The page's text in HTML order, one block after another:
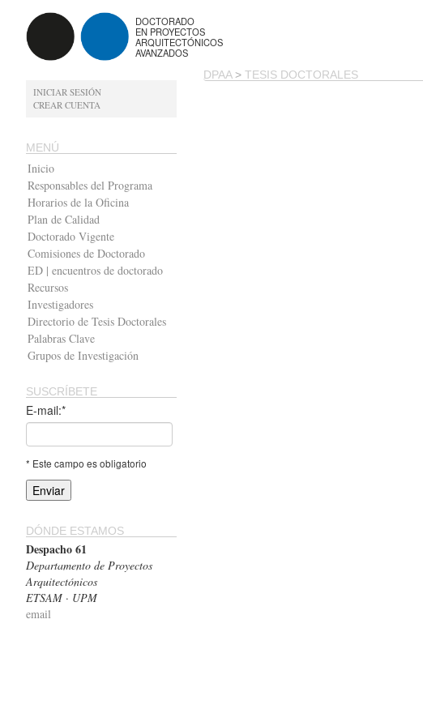
DOCTORADO
EN PROYECTOS
ARQUITECTÓNICOS
AVANZADOS
INICIAR SESIÓN
CREAR CUENTA
MENÚ
Inicio
Responsables del Programa
Horarios de la Oficina
Plan de Calidad
Doctorado Vigente
Comisiones de Doctorado
ED | encuentros de doctorado
Recursos
Investigadores
Directorio de Tesis Doctorales
Palabras Clave
Grupos de Investigación
SUSCRÍBETE
E-mail:*
* Este campo es obligatorio
DÓNDE ESTAMOS
Despacho 61
Departamento de Proyectos
Arquitectónicos
ETSAM · UPM
email
DPAA> TESIS DOCTORALES